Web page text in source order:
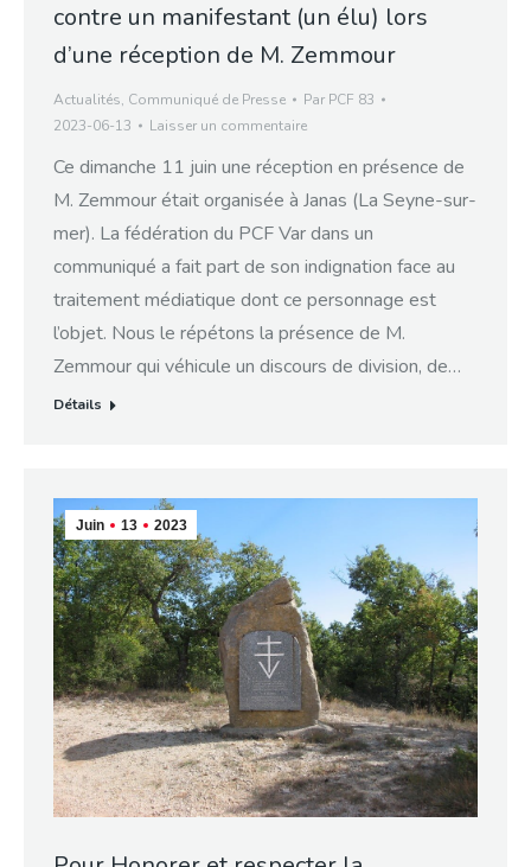
contre un manifestant (un élu) lors
d’une réception de M. Zemmour
Actualités, Communiqué de Presse Par PCF 83
2023-06-13
Laisser un commentaire
Ce dimanche 11 juin une réception en présence de
M. Zemmour était organisée à Janas (La Seyne-sur-
mer). La fédération du PCF Var dans un
communiqué a fait part de son indignation face au
traitement médiatique dont ce personnage est
l’objet. Nous le répétons la présence de M.
Zemmour qui véhicule un discours de division, de…
Détails
Juin 13 2023